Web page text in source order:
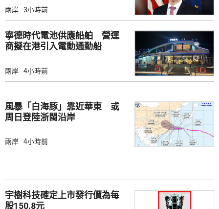
兩岸 3小時前
寧德時代電池供應船舶 營運
商擬在港引入電動通勤船
兩岸 4小時前
風暴「白海豚」靠近華東 或
周日登陸浙閩沿岸
兩岸 4小時前
宇樹科技確定上市發行價為每
股150.8元